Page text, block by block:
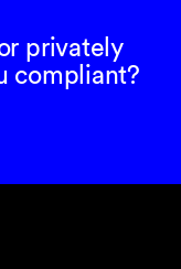
privately
compliant?